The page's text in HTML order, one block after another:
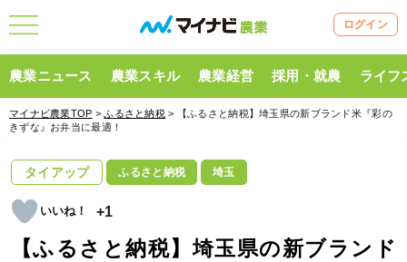
ログイン
農業ニュース 農業スキル 農業経営 採用・就農 ライフ
マイナビ農業TOP >ふるさと納税 > 【ふるさと納税】埼玉県の新ブランド米『彩の
きずな』お弁当に最適！
タイアップ ふるさと納税 埼玉
+1
【ふるさと納税】埼玉県の新ブランド